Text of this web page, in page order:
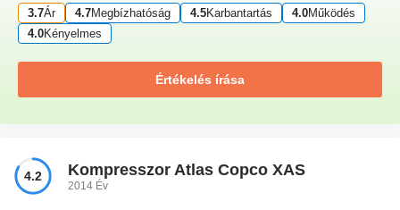
3.7Ár 4.7Megbízhatóság 4.5Karbantartás 4.0Működés
4.0Kényelmes
Értékelés írása
4.2 Kompresszor Atlas Copco XAS
2014 Év